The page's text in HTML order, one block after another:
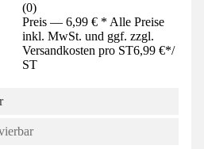
(0)
Preis — 6,99 € * Alle Preise
inkl. MwSt. und ggf. zzgl.
Versandkosten pro ST6,99 €*/
ST